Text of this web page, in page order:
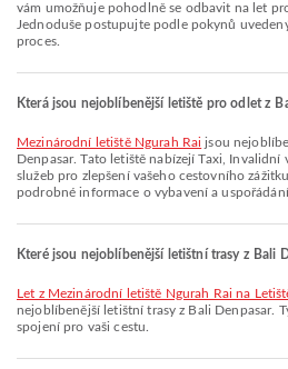
vám umožňuje pohodlně se odbavit na let
Jednoduše postupujte podle pokynů
proces.
Která jsou nejoblíbenější letiště pro odlet z
Mezinárodní letiště Ngurah Rai jsou
Denpasar. Tato letiště nabízejí Taxi, Invalidní
služeb pro zlepšení vašeho cestovního
podrobné informace o vybavení a
Které jsou nejoblíbenější letištní trasy z Bali
let z Mezinárodní letiště Ngurah Rai na
nejoblíbenější letištní trasy z Bali Denpasar.
spojení pro vaši cestu.